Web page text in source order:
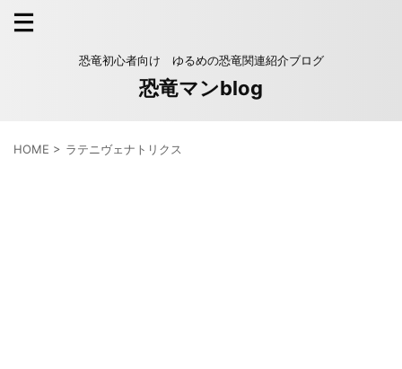
恐竜初心者向け ゆるめの恐竜関連紹介ブログ
恐竜マンblog
HOME > ラテニヴェナトリクス